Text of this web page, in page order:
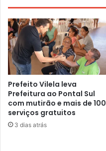
Prefeito Vilela leva
Prefeitura ao Pontal Sul
com mutirão e mais de 100
serviços gratuitos
3 dias atrás